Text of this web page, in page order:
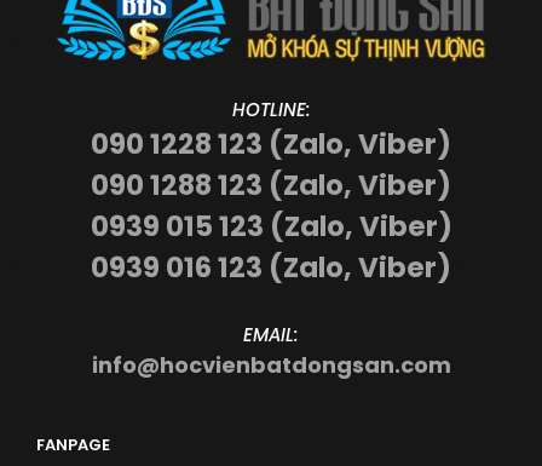
HOTLINE:
090 1228 123 (Zalo, Viber)
090 1288 123 (Zalo, Viber)
0939 015 123 (Zalo, Viber)
0939 016 123 (Zalo, Viber)
EMAIL:
info@hocvienbatdongsan.com
FANPAGE